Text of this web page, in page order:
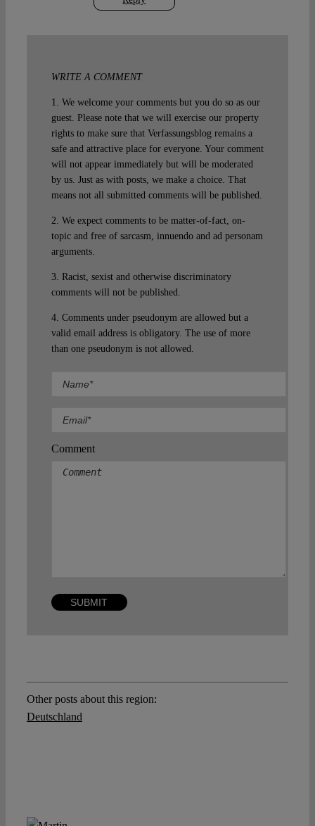
WRITE A COMMENT
1. We welcome your comments but you do so as our
guest. Please note that we will exercise our property
rights to make sure that Verfassungsblog remains a
safe and attractive place for everyone. Your comment
will not appear immediately but will be moderated
by us. Just as with posts, we make a choice. That
means not all submitted comments will be published.
2. We expect comments to be matter-of-fact, on-
topic and free of sarcasm, innuendo and ad personam
arguments.
3. Racist, sexist and otherwise discriminatory
comments will not be published.
4. Comments under pseudonym are allowed but a
valid email address is obligatory. The use of more
than one pseudonym is not allowed.
Comment
Other posts about this region:
Deutschland